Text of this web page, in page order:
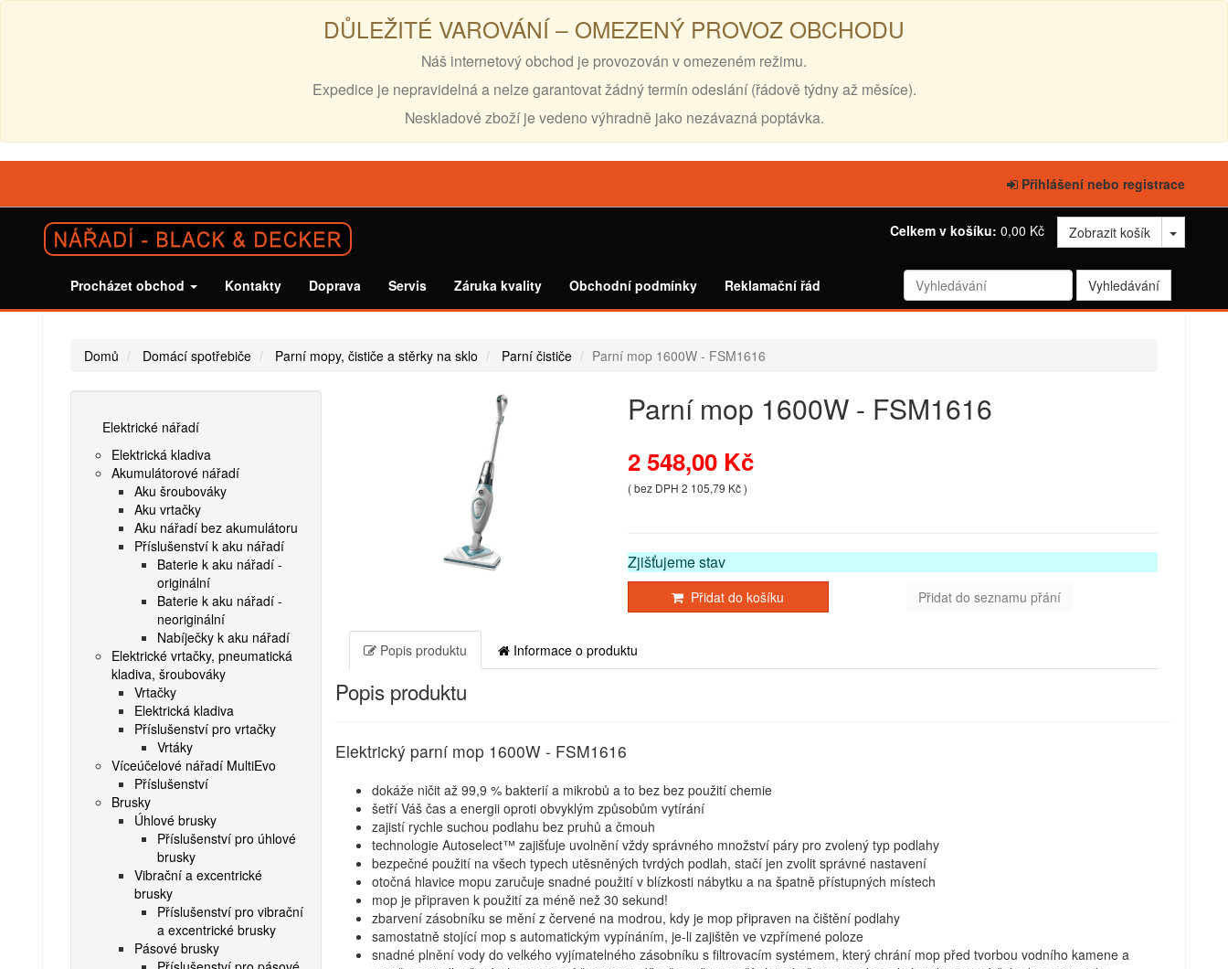
DŮLEŽITÉ VAROVÁNÍ – OMEZENÝ PROVOZ OBCHODU
Náš internetový obchod je provozován v omezeném režimu.
Expedice je nepravidelná a nelze garantovat žádný termín odeslání (řádově týdny až měsíce).
Neskladové zboží je vedeno výhradně jako nezávazná poptávka.
Přihlášení nebo registrace
Celkem v košíku: 0,00 Kč Zobrazit košík
Procházet obchod Kontakty Doprava Servis Záruka kvality Obchodní podmínky Reklamační řád
Domů Domácí spotřebiče Parní mopy, čističe a stěrky na sklo Parní čističe Parní mop 1600W - FSM1616
Elektrické nářadí
Elektrická kladiva
Akumulátorové nářadí
Aku šroubováky
Aku vrtačky
Aku nářadí bez akumulátoru
Příslušenství k aku nářadí
Baterie k aku nářadí -
originální
Baterie k aku nářadí -
neoriginální
Nabíječky k aku nářadí
Elektrické vrtačky, pneumatická
kladiva, šroubováky
Vrtačky
Elektrická kladiva
Příslušenství pro vrtačky
Vrtáky
Víceúčelové nářadí MultiEvo
Příslušenství
Brusky
Úhlové brusky
Příslušenství pro úhlové
brusky
Vibrační a excentrické
brusky
Příslušenství pro vibrační
a excentrické brusky
Pásové brusky
Parní mop 1600W - FSM1616
2 548,00 Kč
( bez DPH 2 105,79 Kč )
Zjišťujeme stav
Přidat do košíku Přidat do seznamu přání
Popis produktu Informace o produktu
Popis produktu
Elektrický parní mop 1600W - FSM1616
dokáže ničit až 99,9 % bakterií a mikrobů a to bez bez použití chemie
šetří Váš čas a energii oproti obvyklým způsobům vytírání
zajistí rychle suchou podlahu bez pruhů a čmouh
technologie Autoselect™ zajišťuje uvolnění vždy správného množství páry pro zvolený typ podlahy
bezpečné použití na všech typech utěsněných tvrdých podlah, stačí jen zvolit správné nastavení
otočná hlavice mopu zaručuje snadné použití v blízkosti nábytku a na špatně přístupných místech
mop je připraven k použití za méně než 30 sekund!
zbarvení zásobníku se mění z červené na modrou, kdy je mop připraven na čištění podlahy
samostatně stojící mop s automatickým vypínáním, je-li zajištěn ve vzpřímené poloze
snadné plnění vody do velkého vyjímatelného zásobníku s filtrovacím systémem, který chrání mop před tvorbou vodního kamene a